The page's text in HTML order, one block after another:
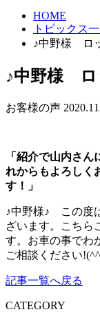
HOME
トピックス
♪中野様 ロ
♪中野様 ロ
お客様の声
「紹介で山内さ
れからもよろしく
す！」
♪中野様♪ この度
ざいます。こちら
す。お車の事でわ
ご相談ください
記事一覧へ戻る
CATEGORY